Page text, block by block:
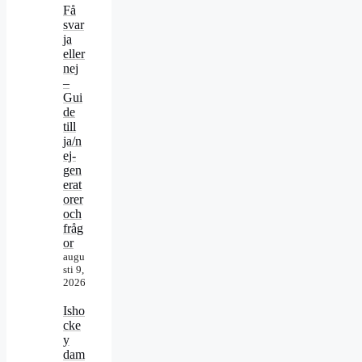
Få
svar
ja
eller
nej
–
Gui
de
till
ja/n
ej-
gen
erat
orer
och
fråg
or
augu
sti 9,
2026
Isho
cke
y
dam